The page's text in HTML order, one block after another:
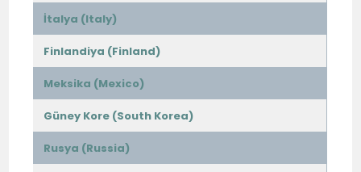
İtalya (Italy)
Finlandiya (Finland)
Meksika (Mexico)
Güney Kore (South Korea)
Rusya (Russia)